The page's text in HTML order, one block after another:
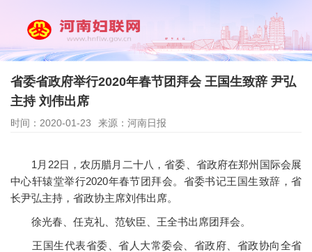
省委省政府举行2020年春节团拜会 王国生致辞 尹弘
主持 刘伟出席
时间：2020-01-23 来源：河南日报
1月22日，农历腊月二十八，省委、省政府在郑州国际会展
中心轩辕堂举行2020年春节团拜会。省委书记王国生致辞，省
长尹弘主持，省政协主席刘伟出席。
徐光春、任克礼、范钦臣、王全书出席团拜会。
王国生代表省委、省人大常委会、省政府、省政协向全省